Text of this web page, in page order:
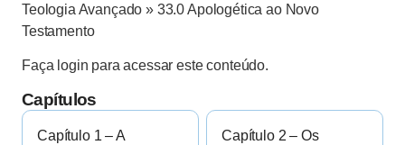
Teologia Avançado » 33.0 Apologética ao Novo
Testamento
Faça login para acessar este conteúdo.
Capítulos
Capítulo 1 – A
Capítulo 2 – Os